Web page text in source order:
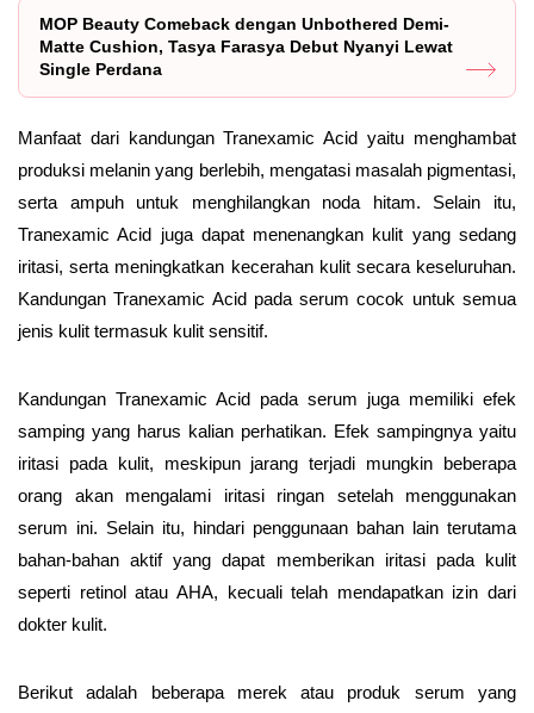
MOP Beauty Comeback dengan Unbothered Demi-
Matte Cushion, Tasya Farasya Debut Nyanyi Lewat
Single Perdana
Manfaat dari kandungan Tranexamic Acid yaitu menghambat
produksi melanin yang berlebih, mengatasi masalah pigmentasi,
serta ampuh untuk menghilangkan noda hitam. Selain itu,
Tranexamic Acid juga dapat menenangkan kulit yang sedang
iritasi, serta meningkatkan kecerahan kulit secara keseluruhan.
Kandungan Tranexamic Acid pada serum cocok untuk semua
jenis kulit termasuk kulit sensitif.
Kandungan Tranexamic Acid pada serum juga memiliki efek
samping yang harus kalian perhatikan. Efek sampingnya yaitu
iritasi pada kulit, meskipun jarang terjadi mungkin beberapa
orang akan mengalami iritasi ringan setelah menggunakan
serum ini. Selain itu, hindari penggunaan bahan lain terutama
bahan-bahan aktif yang dapat memberikan iritasi pada kulit
seperti retinol atau AHA, kecuali telah mendapatkan izin dari
dokter kulit.
Berikut adalah beberapa merek atau produk serum yang